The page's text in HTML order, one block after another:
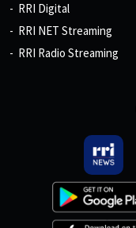
RRI Digital
RRI NET Streaming
RRI Radio Streaming